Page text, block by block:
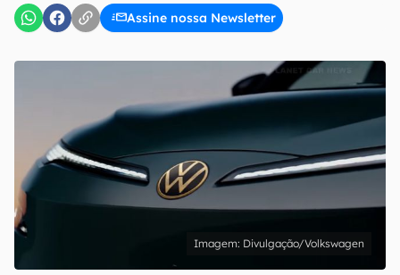
Assine nossa Newsletter
inscreva-se
Confirmo que li, aceito e concordo com os
Termos de
Uso e Política de Privacidade do Canaltech.
Divulgação/Volkswagen